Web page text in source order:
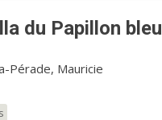
du Papillon bleu
Pérade, Mauricie